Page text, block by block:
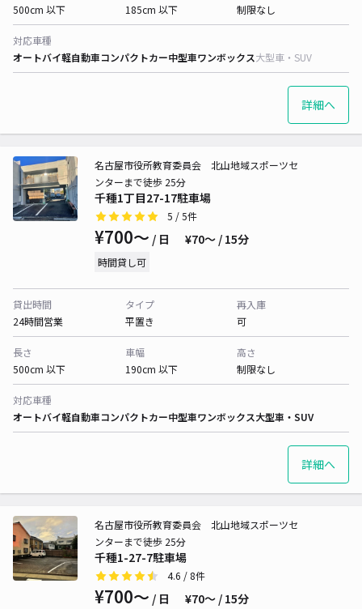
500cm 以下
185cm 以下
制限なし
対応車種
オートバイ軽自動車コンパクトカー中型車ワンボックス大型車・SUV
詳細へ
千種1丁目27-17駐車場
名古屋市役所教育委員会 北山地域スポーツセ
ンターまで徒歩 25分
5 / 5件
¥700〜 / 日 ¥70〜 / 15分
時間貸し可
貸出時間
24時間営業
タイプ
平置き
再入庫
可
長さ
500cm 以下
車幅
190cm 以下
高さ
制限なし
対応車種
オートバイ軽自動車コンパクトカー中型車ワンボックス大型車・SUV
詳細へ
千種1-27-7駐車場
名古屋市役所教育委員会 北山地域スポーツセ
ンターまで徒歩 25分
4.6 / 8件
¥700〜 / 日 ¥70〜 / 15分